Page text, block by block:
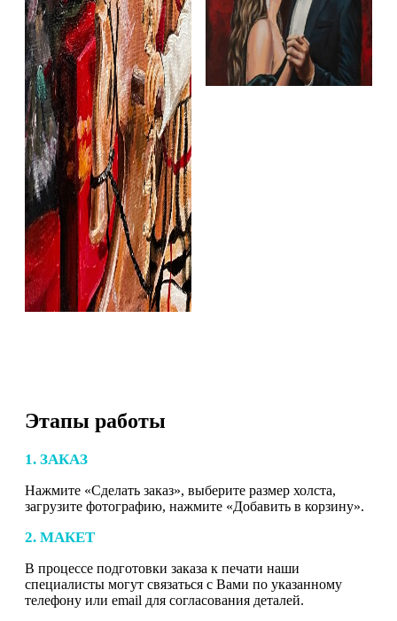
Этапы работы
1. ЗАКАЗ
Нажмите «Сделать заказ», выберите размер холста,
загрузите фотографию, нажмите «Добавить в корзину».
2. МАКЕТ
В процессе подготовки заказа к печати наши
специалисты могут связаться с Вами по указанному
телефону или email для согласования деталей.